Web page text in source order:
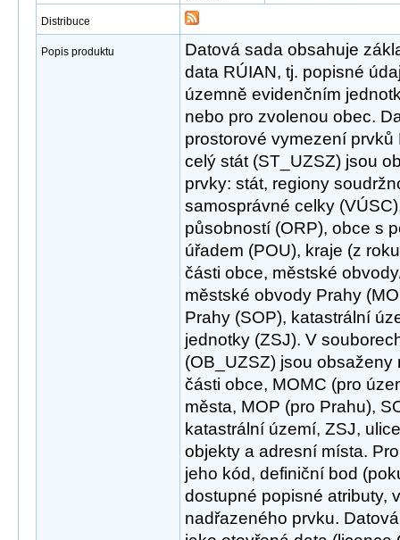
Distribuce
Popis produktu
Datová sada obsahuje
data RÚIAN, tj. popisné
územně evidenčním
nebo pro zvolenou obec.
prostorové vymezení prvků
celý stát (ST_UZSZ) jsou
prvky: stát, regiony
samosprávné celky
působností (ORP), obce s
úřadem (POU), kraje (z
části obce, městské
městské obvody Prahy
Prahy (SOP), katastrální
jednotky (ZSJ). V
(OB_UZSZ) jsou
části obce, MOMC (pro
města, MOP (pro Prahu),
katastrální území, ZSJ,
objekty a adresní místa.
jeho kód, definiční bod
dostupné popisné atributy,
nadřazeného prvku.